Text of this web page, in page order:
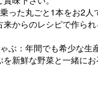
った丸ごと1本をお2人
からのレシピで作ら
ぶ：年間でも希少な生
新鮮な野菜と一緒に